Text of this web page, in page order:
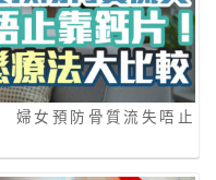
婦女預防骨質流失唔止